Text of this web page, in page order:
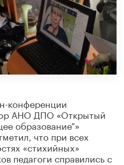
конференции
АНО ДПО «Открытый
образование"»
что при всех
«стихийных»
педагоги справились с